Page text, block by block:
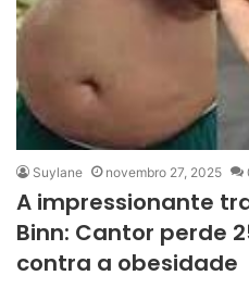
Suylane novembro 27, 2025
A impressionante
Binn: Cantor perde
contra a obesidade